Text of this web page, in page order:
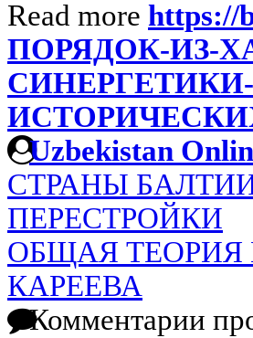
Read more https://
ПОРЯДОК-ИЗ-
Uzbekistan
СТРАНЫ
ПЕРЕСТРОЙКИ
ОБЩАЯ
КАРЕЕВА
Комментарии